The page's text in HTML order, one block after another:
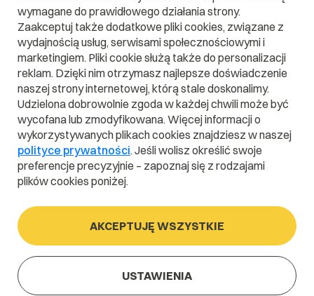
13 sierpnia 2020
Jak założyć fanpage na Facebooku?
Jak założyć fanpage na Facebooku? Mimo, że popularność FB
wymagane do prawidłowego działania strony.
Zaakceptuj także dodatkowe pliki cookies, związane z
wydajnością usług, serwisami społecznościowymi i
marketingiem. Pliki cookie służą także do personalizacji
reklam. Dzięki nim otrzymasz najlepsze doświadczenie
naszej strony internetowej, którą stale doskonalimy.
Udzielona dobrowolnie zgoda w każdej chwili może być
wycofana lub zmodyfikowana. Więcej informacji o
wykorzystywanych plikach cookies znajdziesz w naszej
polityce prywatności. Jeśli wolisz określić swoje
preferencje precyzyjnie – zapoznaj się z rodzajami
plików cookies poniżej.
AKCEPTUJĘ WSZYSTKIE
USTAWIENIA